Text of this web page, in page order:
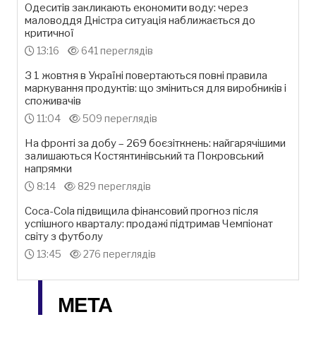
Одеситів закликають економити воду: через
маловоддя Дністра ситуація наближається до
критичної
13:16 641 переглядів
З 1 жовтня в Україні повертаються повні правила
маркування продуктів: що зміниться для виробників і
споживачів
11:04 509 переглядів
На фронті за добу – 269 боєзіткнень: найгарячішими
залишаються Костянтинівський та Покровський
напрямки
8:14 829 переглядів
Coca-Cola підвищила фінансовий прогноз після
успішного кварталу: продажі підтримав Чемпіонат
світу з футболу
13:45 276 переглядів
МЕТА